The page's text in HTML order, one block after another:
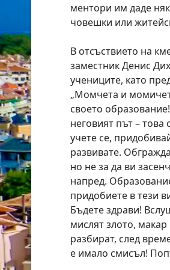
ментори им даде
човешки или
В отсъствието на
заместник Денис
учениците, като
„Момчета и
своето
неговият път –
учете се,
развивате.
но не за да ви
напред.
придобиете в тези
Бъдете здрави!
мислят злото,
разбират, след
е имало смисъл!